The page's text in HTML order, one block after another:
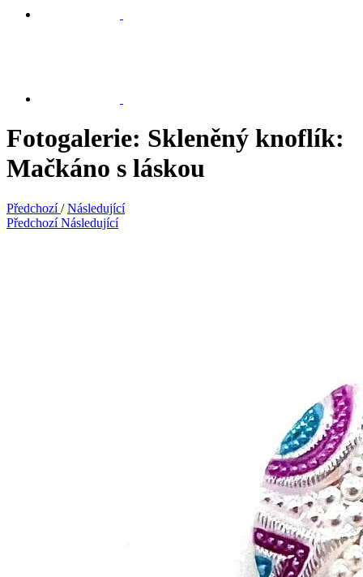
Fotogalerie: Skleněný knoflík:
Mačkáno s láskou
Předchozí / Následující
Předchozí Následující